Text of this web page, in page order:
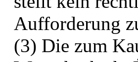
Aufforderung
(3) Die zum